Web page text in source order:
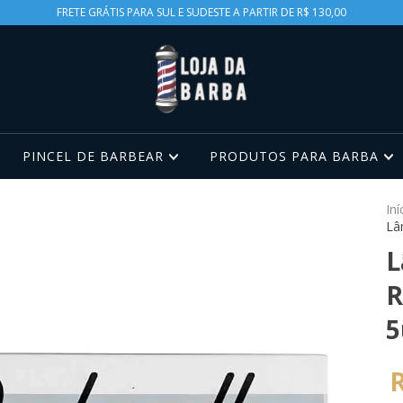
FRETE GRÁTIS PARA SUL E SUDESTE A PARTIR DE R$ 130,00
PINCEL DE BARBEAR PRODUTOS PARA BARBA